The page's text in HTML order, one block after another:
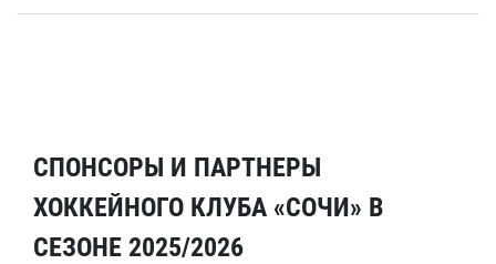
СПОНСОРЫ И ПАРТНЕРЫ
ХОККЕЙНОГО КЛУБА «СОЧИ» В
СЕЗОНЕ 2025/2026